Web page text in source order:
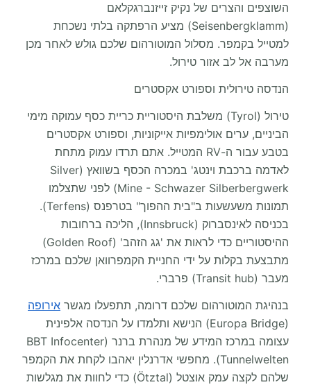
השוצפים והצרים של נקיק זייזנברגקלאם
(Seisenbergklamm) מציע הרפתקה בלתי נשכחת
למטייל בקמפר. מסלול המוטורהום שלכם גולש לאחר מכן
מערבה אל לב אזור טירול.
הנדסה טירולית וספורט אקסטרים
טירול (Tyrol) משלבת היסטוריית כריית כסף עמוקה מימי
הביניים, ערים אולימפיות אייקוניות, וספורט אקסטרים
בטבע עבור ה-RV המטייל. אתם תרדו עמוק מתחת
לאדמה ברכבת וינטג' במכרה הכסף בשוואץ (Silver
Mine - Schwazer Silberbergwerk) לפני שתצלמו
תמונות משעשעות ב"בית ההפוך" בטרפנס (Terfens).
בכניסה לאינסברוק (Innsbruck), הליכה ברחובות
ההיסטוריים כדי לראות את 'גג הזהב' (Golden Roof)
מתבצעת בקלות על ידי החניית הקמפרוואן שלכם במרכז
מעבר (Transit hub) פרברי.
בנהיגת המוטורהום שלכם דרומה, תתפעלו מגשר אירופה
(Europa Bridge) הנישא ותלמדו על הנדסה אלפינית
עצומה במרכז המידע של מנהרת ברנר (BBT Infocenter
Tunnelwelten). מחפשי אדרנלין יאהבו לקחת את הקמפר
שלהם לקצה עמק אוצטל (Ötztal) כדי לחוות את מגלשות